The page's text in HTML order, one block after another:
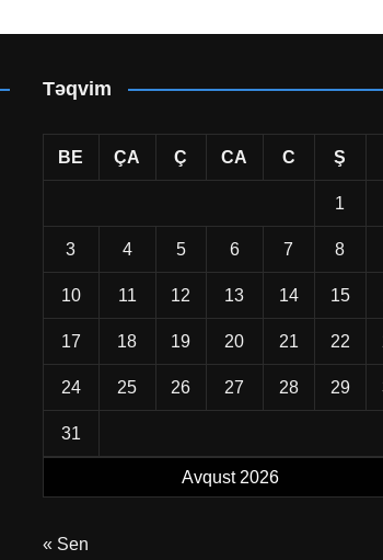
Təqvim
Avqust 2026
BE ÇA Ç CA C Ş
1
3 4 5 6 7 8
10 11 12 13 14 15
17 18 19 20 21 22
24 25 26 27 28 29
31
« Sen